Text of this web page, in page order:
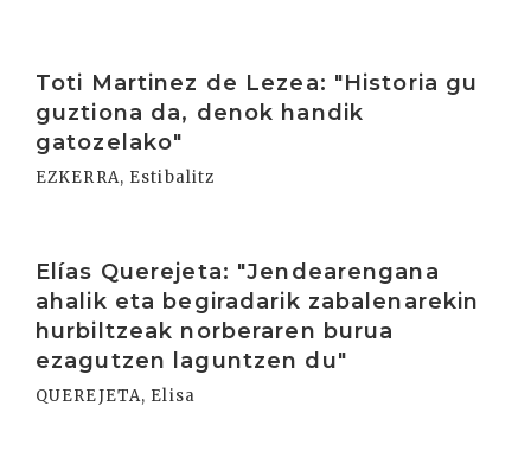
Toti Martinez de Lezea: "Historia gu
guztiona da, denok handik
gatozelako"
EZKERRA, Estibalitz
Elías Querejeta: "Jendearengana
ahalik eta begiradarik zabalenarekin
hurbiltzeak norberaren burua
ezagutzen laguntzen du"
QUEREJETA, Elisa